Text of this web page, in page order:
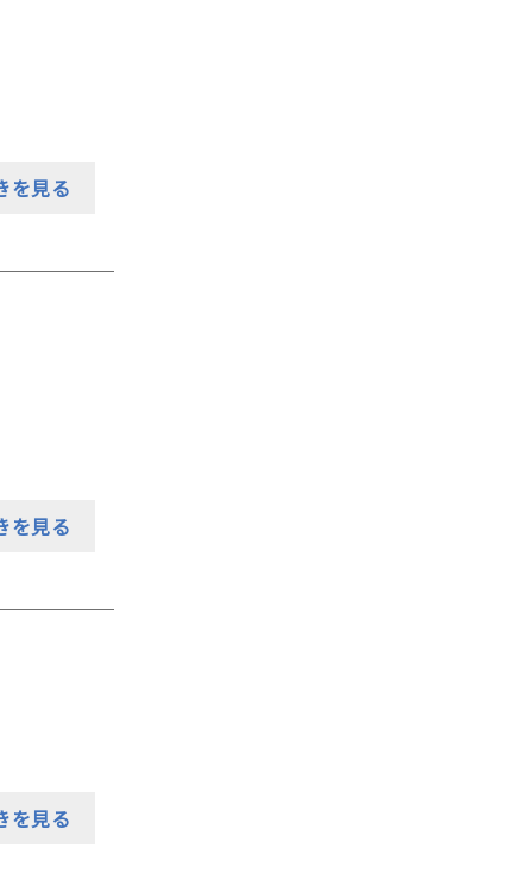
を見る
を見る
を見る